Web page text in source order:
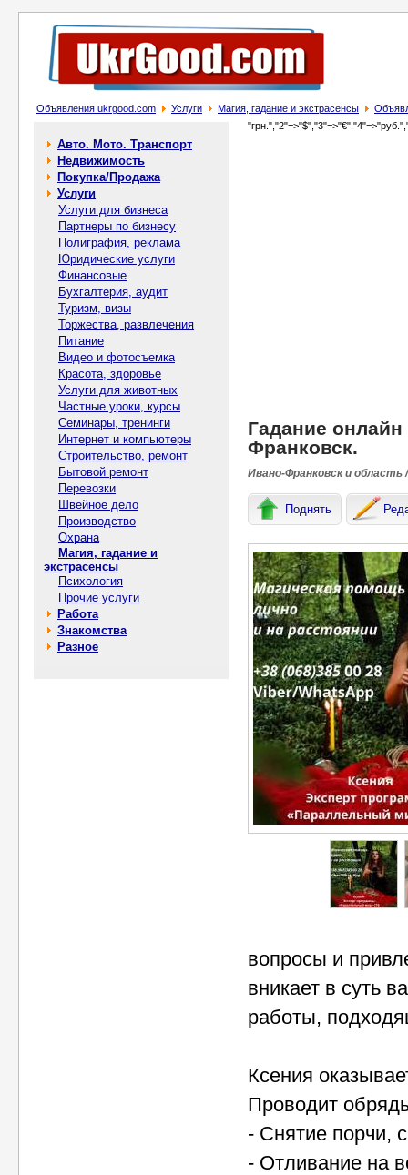
Объявления ukrgood.com Услуги Магия, гадание и экстрасенсы
Авто. Мото. Транспорт
Недвижимость
Покупка/Продажа
Услуги
Услуги для бизнеса
Партнеры по бизнесу
Полиграфия, реклама
Юридические услуги
Финансовые
Бухгалтерия, аудит
Туризм, визы
Торжества, развлечения
Питание
Видео и фотосъемка
Красота, здоровье
Услуги для животных
Частные уроки, курсы
Семинары, тренинги
Интернет и компьютеры
Строительство, ремонт
Бытовой ремонт
Перевозки
Швейное дело
Производство
Охрана
Магия, гадание и
экстрасенсы
Психология
Прочие услуги
Работа
Знакомства
Разное
Гадание
Франковск.
Ивано-Франковск и область
Поднять
вопросы и
вникает в суть
работы,
Ксения
Проводит
- Снятие порчи,
- Отливание на